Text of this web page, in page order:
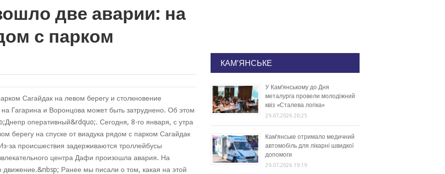
две аварии: на
с парком
Сагайдак на левом берегу и столкновение
Гагарина и Воронцова может быть затруднено. Об этом
оперативный&rdquo;. Сегодня, 8-го января, с утра
берегу на спуске от виадука рядом с парком Сагайдак
за происшествия задерживаются троллейбусы
центра Дафи произошла авария. На
движение.&nbsp; Ранее мы писали о том, какая на этой
КАМ'ЯНСЬКЕ
У Кам’янському до Дня
металурга провели молодіжний
квіз «Сталева логіка»
29.07.2026 20:25
Кам’янське отримало медичний
автомобіль для лікарні швидкої
допомоги
29.07.2026 19:19